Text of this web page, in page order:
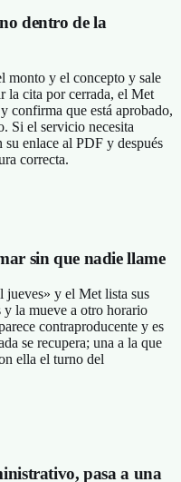
dentro de la
monto y el concepto y sale
la cita por cerrada, el Met
confirma que está aprobado,
Si el servicio necesita
enlace al PDF y después
correcta.
sin que nadie llame
jueves» y el Met lista sus
la mueve a otro horario
contraproducente y es
se recupera; una a la que
ella el turno del
pasa a una